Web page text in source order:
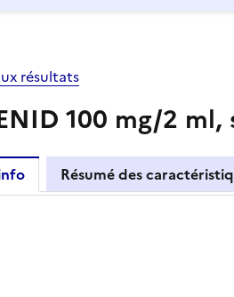
résultats
100 mg/2
Résumé des